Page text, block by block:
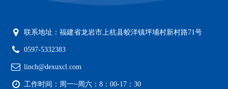
联系地址：福建省龙岩市上杭县蛟洋镇坪埔村新村路71号
0597-5332383
linch@dexuxcl.com
工作时间：周一~周六：8：00-17：30